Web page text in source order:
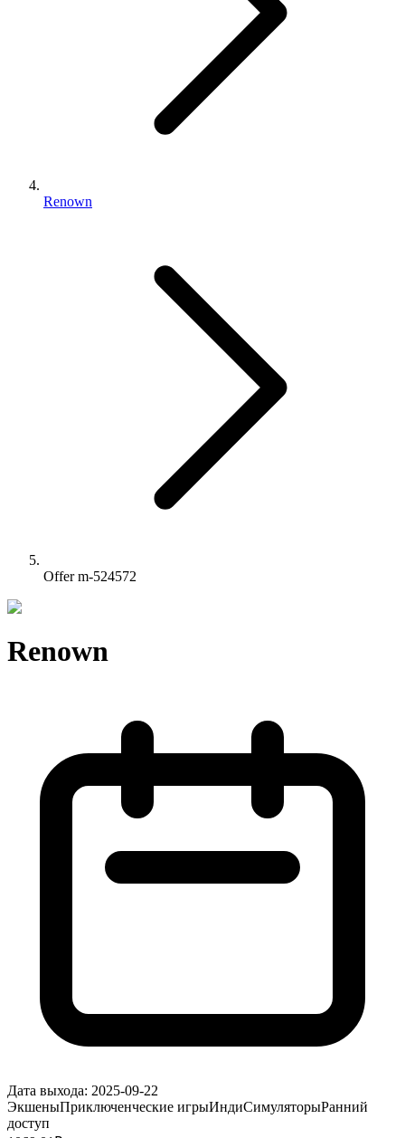
Renown
Offer m-524572
Renown
Дата выхода: 2025-09-22
ЭкшеныПриключенческие игрыИндиСимуляторыРанний
доступ